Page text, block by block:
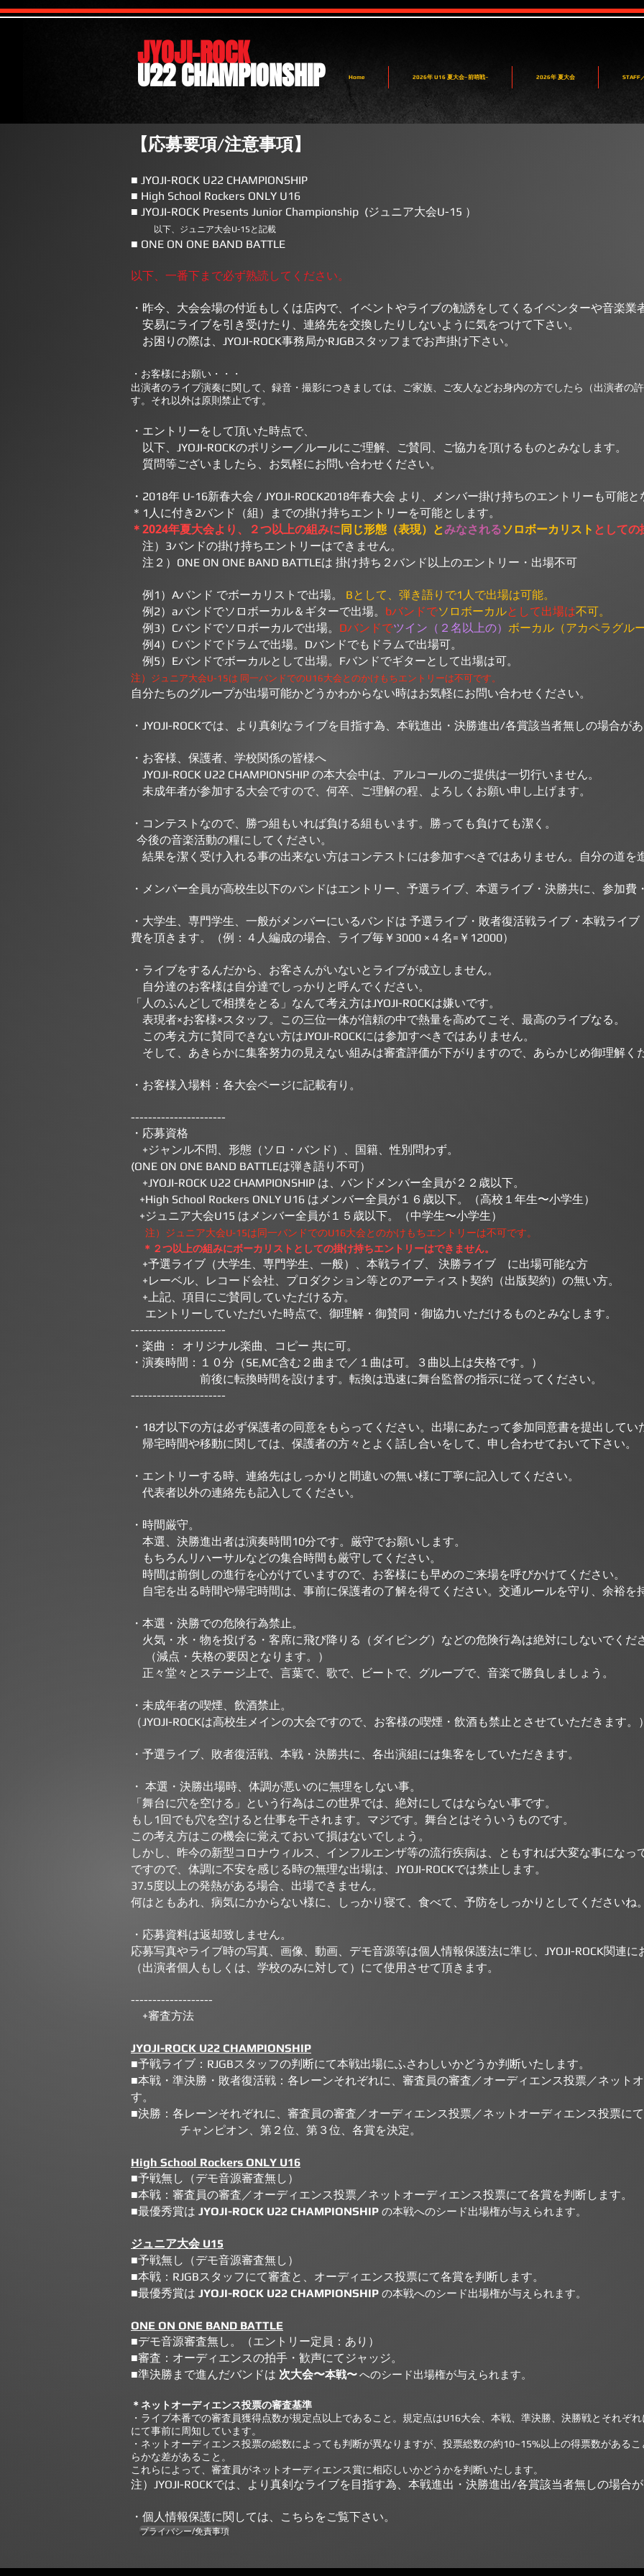
JYOJI-ROCK
U22 CHAMPIONSHIP Home 2026年 U16 夏大会~前哨戦~ 2026年 夏大会 STAFF
【応募要項/注意事項】
■ JYOJI-ROCK U22 CHAMPIONSHIP
■ High School Rockers ONLY U16
■ JYOJI-ROCK Presents Junior Championship (ジュニア大会U-15 ）
以下、ジュニア大会U-15と記載
■ ONE ON ONE BAND BATTLE
以下、一番下まで必ず熟読してください。
・昨今、大会会場の付近もしくは店内で、イベントやライブの勧誘をしてくるイベンターや音楽業
安易にライブを引き受けたり、連絡先を交換したりしないように気をつけて下さい。
お困りの際は、JYOJI-ROCK事務局かRJGBスタッフまでお声掛け下さい。
・お客様にお願い・・・
出演者のライブ演奏に関して、録音・撮影につきましては、ご家族、ご友人などお身内の方でしたら（出演者の
す。それ以外は原則禁止です。
・エントリーをして頂いた時点で、
以下、JYOJI-ROCKのポリシー／ルールにご理解、ご賛同、ご協力を頂けるものとみなします。
質問等ございましたら、お気軽にお問い合わせください。
・2018年 U-16新春大会 / JYOJI-ROCK2018年春大会 より、メンバー掛け持ちのエントリーも可能
＊1人に付き2バンド（組）までの掛け持ちエントリーを可能とします。
＊2024年夏大会より、２つ以上の組みに同じ形態（表現）とみなされるソロボーカリスト として
注）3バンドの掛け持ちエントリーはできません。
注２）ONE ON ONE BAND BATTLEは 掛け持ち２バンド以上のエントリー・出場不可
例1）Aバンド でボーカリストで出場。 Bとして、弾き語りで1人で出場は可能。
例2）aバンドでソロボーカル＆ギターで出場。 bバンドでソロボーカルとして出場は不可。
例3）Cバンドでソロボーカルで出場。 Dバンドでツイン（２名以上の） ボーカル（アカペラグル
例4）Cバンドでドラムで出場。Dバンドでもドラムで出場可。
例5）Eバンドでボーカルとして出場。Fバンドでギターとして出場は可。
注） ジュニア大会U-15は 同一バンドでのU16大会とのかけもちエントリーは不可です。
自分たちのグループが出場可能かどうかわからない時はお気軽にお問い合わせください。
・JYOJI-ROCKでは、より真剣なライブを目指す為、本戦進出・決勝進出/各賞該当者無しの場合が
・お客様、保護者、学校関係の皆様へ
JYOJI-ROCK U22 CHAMPIONSHIP の本大会中は、アルコールのご提供は一切行いません。
未成年者が参加する大会ですので、何卒、ご理解の程、よろしくお願い申し上げます。
・コンテストなので、勝つ組もいれば負ける組もいます。勝っても負けても潔く。
今後の音楽活動の糧にしてください。
結果を潔く受け入れる事の出来ない方はコンテストには参加すべきではありません。自分の道を
・メンバー全員が高校生以下のバンドはエントリー、予選ライブ、本選ライブ・決勝共に、参加費
・大学生、専門学生、一般がメンバーにいるバンドは 予選ライブ・敗者復活戦ライブ・本戦ライ
費を頂きます。（例：４人編成の場合、ライブ毎￥3000 ×４名=￥12000）
・ライブをするんだから、お客さんがいないとライブが成立しません。
自分達のお客様は自分達でしっかりと呼んでください。
「人のふんどしで相撲をとる」なんて考え方はJYOJI-ROCKは嫌いです。
表現者×お客様×スタッフ。この三位一体が信頼の中で熱量を高めてこそ、最高のライブなる。
この考え方に賛同できない方はJYOJI-ROCKには参加すべきではありません。
そして、あきらかに集客努力の見えない組みは審査評価が下がりますので、あらかじめ御理解く
・お客様入場料：各大会ページに記載有り。
----------------------
・応募資格
+ジャンル不問、形態（ソロ・バンド）、国籍、性別問わず。
(ONE ON ONE BAND BATTLEは弾き語り不可）
+JYOJI-ROCK U22 CHAMPIONSHIP は、バンドメンバー全員が２２歳以下。
+High School Rockers ONLY U16 はメンバー全員が１６歳以下。（高校１年生〜小学生）
+ジュニア大会U15 はメンバー全員が１５歳以下。（中学生〜小学生）
注） ジュニア大会U-15は同一バンドでのU16大会とのかけもちエントリーは不可です。
＊２つ以上の組みにボーカリストとしての掛け持ちエントリーはできません。
+予選ライブ（大学生、専門学生、一般）、本戦ライブ、 決勝ライブ に出場可能な方
+レーベル、レコード会社、プロダクション等とのアーティスト契約（出版契約）の無い方。
+上記、項目にご賛同していただける方。
エントリーしていただいた時点で、御理解・御賛同・御協力いただけるものとみなします。
----------------------
・楽曲 : オリジナル楽曲、コピー 共に可。
・演奏時間：１０分（SE,MC含む２曲まで／１曲は可。３曲以上は失格です。）
前後に転換時間を設けます。転換は迅速に舞台監督の指示に従ってください。
----------------------
・18才以下の方は必ず保護者の同意をもらってください。出場にあたって参加同意書を提出してい
帰宅時間や移動に関しては、保護者の方々とよく話し合いをして、申し合わせておいて下さい。
・エントリーする時、連絡先はしっかりと間違いの無い様に丁寧に記入してください。
代表者以外の連絡先も記入してください。
・時間厳守。
本選、決勝進出者は演奏時間10分です。厳守でお願いします。
もちろんリハーサルなどの集合時間も厳守してください。
時間は前倒しの進行を心がけていますので、お客様にも早めのご来場を呼びかけてください。
自宅を出る時間や帰宅時間は、事前に保護者の了解を得てください。交通ルールを守り、余裕を
・本選・決勝での危険行為禁止。
火気・水・物を投げる・客席に飛び降りる（ダイビング）などの危険行為は絶対にしないでくだ
（減点・失格の要因となります。）
正々堂々とステージ上で、言葉で、歌で、ビートで、グルーブで、音楽で勝負しましょう。
・未成年者の喫煙、飲酒禁止。
（JYOJI-ROCKは高校生メインの大会ですので、お客様の喫煙・飲酒も禁止とさせていただきます。
・予選ライブ、敗者復活戦、本戦・決勝共に、各出演組には集客をしていただきます。
・ 本選・決勝出場時、体調が悪いのに無理をしない事。
「舞台に穴を空ける」という行為はこの世界では、絶対にしてはならない事です。
もし1回でも穴を空けると仕事を干されます。マジです。舞台とはそういうものです。
この考え方はこの機会に覚えておいて損はないでしょう。
しかし、昨今の新型コロナウィルス、インフルエンザ等の流行疾病は、ともすれば大変な事になっ
ですので、体調に不安を感じる時の無理な出場は、JYOJI-ROCKでは禁止します。
37.5度以上の発熱がある場合​、出場できません。
何はともあれ、病気にかからない様に、しっかり寝て、食べて、予防をしっかりとしてくださいね
・応募資料は返却致しません。
応募写真やライブ時の写真、画像、動画、デモ音源等は個人情報保護法に準じ、JYOJI-ROCK関連
（出演者個人もしくは、学校のみに対して）にて使用させて頂きます。
-------------------
+審査方法
JYOJI-ROCK U22 CHAMPIONSHIP
■予戦ライブ：RJGBスタッフの判断にて本戦出場にふさわしいかどうか判断いたします。
■本戦・準決勝・敗者復活戦：各レーンそれぞれに、審査員の審査／オーディエンス投票／ネット
す。
■決勝：各レーンそれぞれに、審査員の審査／オーディエンス投票／ネットオーディエンス投票にて
チャンピオン、第２位、第３位、各賞を決定。
High School Rockers ONLY U16
■予戦無し（デモ音源審査無し）
■本戦：審査員の審査／オーディエンス投票／ネットオーディエンス投票にて各賞を判断します。
■最優秀賞は JYOJI-ROCK U22 CHAMPIONSHIP の本戦へのシード出場権が与えられます。
ジュニア大会 U15
■予戦無し（デモ音源審査無し）
■本戦：RJGBスタッフにて審査と、オーディエンス投票にて各賞を判断します。
■最優秀賞は JYOJI-ROCK U22 CHAMPIONSHIP の本戦へのシード出場権が与えられます。
ONE ON ONE BAND BATTLE
■デモ音源審査無し。（エントリー定員：あり）
■審査：オーディエンスの拍手・歓声にてジャッジ。
■準決勝まで進んだバンドは 次大会〜本戦〜へのシード出場権が与えられます。
＊ネットオーディエンス投票の審査基準
・ライブ本番での審査員獲得点数が規定点以上であること。規定点はU16大会、本戦、準決勝、決勝戦とそれぞ
にて事前に周知しています。
・ネットオーディエンス投票の総数によっても判断が異なりますが、投票総数の約10~15%以上の得票数があるこ
らかな差があること。
​これらによって、審査員がネットオーディエンス賞に相応しいかどうかを判断いたします。
注）JYOJI-ROCKでは、より真剣なライブを目指す為、本戦進出・決勝進出/各賞該当者無しの場合
・個人情報保護に関しては、こちらをご覧下さい。
プライバシー/免責事項